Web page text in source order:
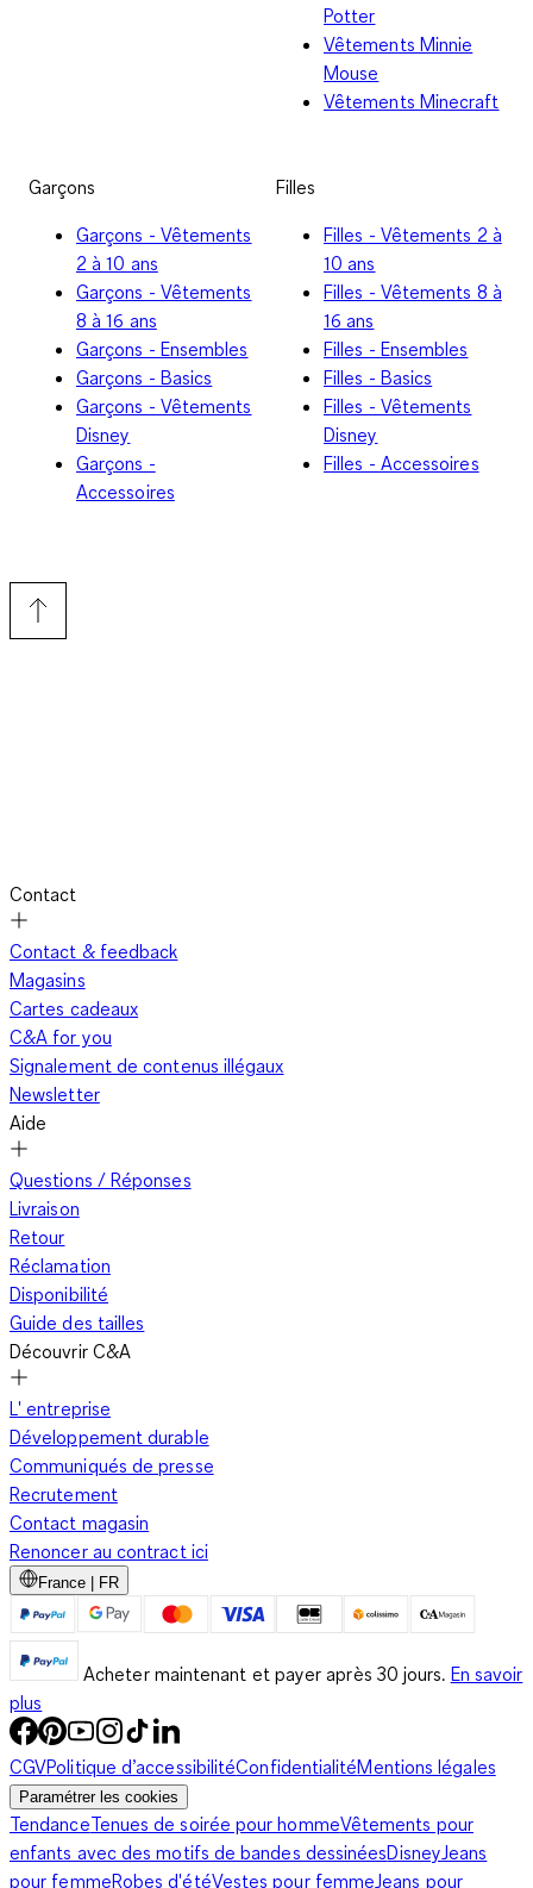
Potter
Vêtements Minnie
Mouse
Vêtements Minecraft
Garçons
Garçons - Vêtements
2 à 10 ans
Garçons - Vêtements
8 à 16 ans
Garçons - Ensembles
Garçons - Basics
Garçons - Vêtements
Disney
Garçons -
Accessoires
Filles
Filles - Vêtements 2 à
10 ans
Filles - Vêtements 8 à
16 ans
Filles - Ensembles
Filles - Basics
Filles - Vêtements
Disney
Filles - Accessoires
Contact
Contact & feedback
Magasins
Cartes cadeaux
C&A for you
Signalement de contenus illégaux
Newsletter
Aide
Questions / Réponses
Livraison
Retour
Réclamation
Disponibilité
Guide des tailles
Découvrir C&A
L' entreprise
Développement durable
Communiqués de presse
Recrutement
Contact magasin
Renoncer au contract ici
France | FR
Acheter maintenant et payer après 30 jours. En savoir
plus
CGVPolitique d’accessibilitéConfidentialitéMentions légales
Paramétrer les cookies
TendanceTenues de soirée pour hommeVêtements pour
enfants avec des motifs de bandes dessinéesDisney Jeans
pour femmeRobes d'étéVestes pour femme Jeans pour